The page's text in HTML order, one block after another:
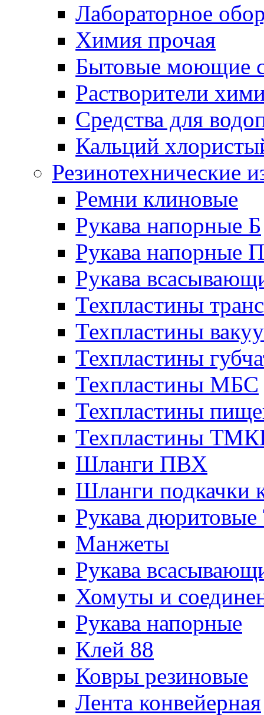
Лабораторное
Химия прочая
Бытовые моющие
Растворители
Средства для
Кальций
Резинотехнические
Ремни клиновые
Рукава напорные Б
Рукава напорные П
Рукава
Техпластины
Техпластины
Техпластины
Техпластины МБС
Техпластины
Техпластины
Шланги ПВХ
Шланги подкачки
Рукава
Манжеты
Рукава
Хомуты и
Рукава напорные
Клей 88
Ковры резиновые
Лента конвейерная